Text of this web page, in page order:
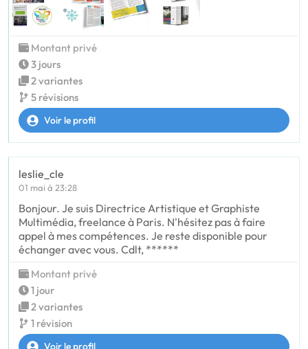
Montant privé
3 jours
2 variantes
5 révisions
Voir le profil
leslie_cle
01 mai à 23:28
Bonjour. Je suis Directrice Artistique et Graphiste
Multimédia, freelance à Paris. N'hésitez pas à faire
appel à mes compétences. Je reste disponible pour
échanger avec vous. Cdlt, ******
Montant privé
1 jour
2 variantes
1 révision
Voir le profil